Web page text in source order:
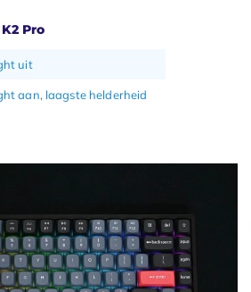
Pro
uit
aan, laagste helderheid